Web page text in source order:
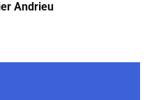
Andrieu